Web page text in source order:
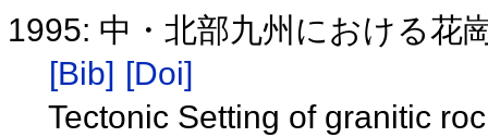
1995: 中・北部九州における花
[Bib] [Doi]
Tectonic Setting of granitic